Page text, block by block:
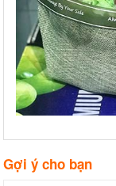
Gợi ý cho bạn